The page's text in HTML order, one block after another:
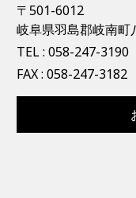
〒501-6012
岐阜県羽島郡岐南町
TEL : 058-247-3190
FAX : 058-247-3182